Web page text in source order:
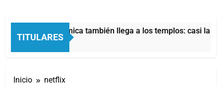
TITULARES
crisis económica también llega a los templos: casi la mitad
Atrás
Inicio netflix